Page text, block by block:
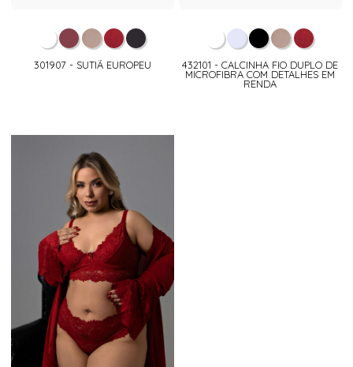
301907 - SUTIÃ EUROPEU 432101 - CALCINHA FIO DUPLO DE
MICROFIBRA COM DETALHES EM
RENDA